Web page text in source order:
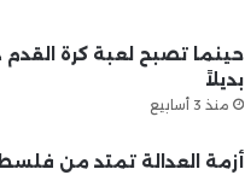
حينما تصبح لعبة كرة القدم
بديلاً
منذ 3 أسابيع
أزمة العدالة تمتد من